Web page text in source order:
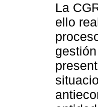
La
ello